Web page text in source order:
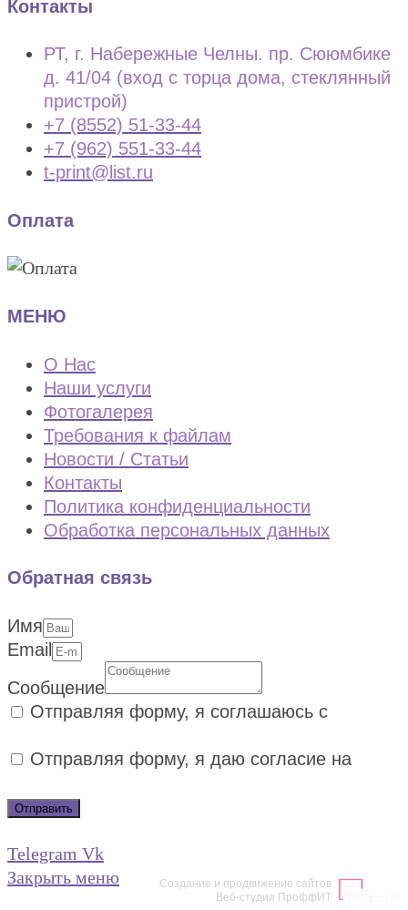
Контакты
РТ, г. Набережные Челны. пр. Сююмбике
д. 41/04 (вход с торца дома, стеклянный
пристрой)
+7 (8552) 51-33-44
+7 (962) 551-33-44
t-print@list.ru
Оплата
МЕНЮ
О Нас
Наши услуги
Фотогалерея
Требования к файлам
Новости / Статьи
Контакты
Политика конфиденциальности
Обработка персональных данных
Обратная связь
Имя
Email
Сообщение
Отправляя форму, я соглашаюсь с
Отправляя форму, я даю согласие на
Отправить
Telegram Vk
Создание и продвижение сайтов
Веб-студия ПроффИТ
Закрыть меню